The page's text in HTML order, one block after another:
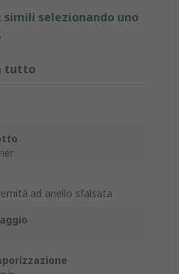
selezionando uno
tutto
ad anello sfalsata